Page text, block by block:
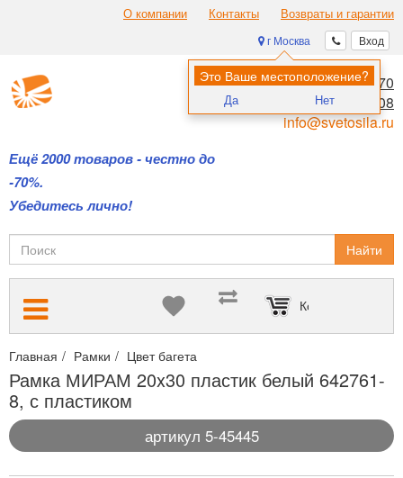
О компании Контакты Возвраты и гарантии
Вход
г Москва
Это Ваше местоположение?
Да Нет
Ещё 2000 товаров - честно до
-70%.
Убедитесь лично!
8 (495) 970-00-70
8 (800) 700-11-08
info@svetosila.ru
Найти
Корзина пуста
Главная Рамки Цвет багета
Рамка МИРАМ 20x30 пластик белый 642761-
8, с пластиком
артикул 5-45445